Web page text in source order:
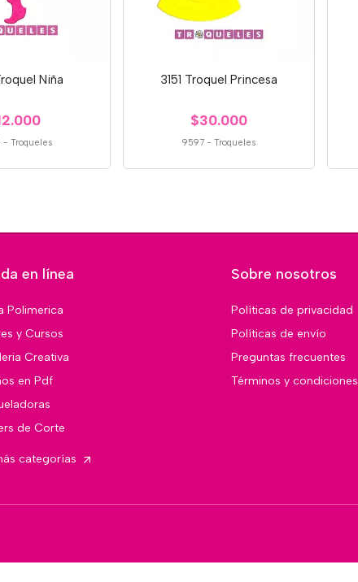
Niña
- Troqueles
3151 Troquel Princesa
$30.000
9597 - Troqueles
en línea
Polimerica
y Cursos
Creativa
en Pdf
de Corte
categorías
Sobre nosotros
Políticas de privacidad
Políticas de envío
Preguntas frecuentes
Términos y condiciones